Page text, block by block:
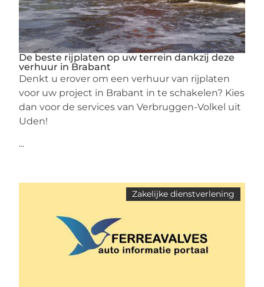
De beste rijplaten op uw terrein dankzij deze
verhuur in Brabant
Denkt u erover om een verhuur van rijplaten
voor uw project in Brabant in te schakelen? Kies
dan voor de services van Verbruggen-Volkel uit
Uden!
...
Zakelijke dienstverlening